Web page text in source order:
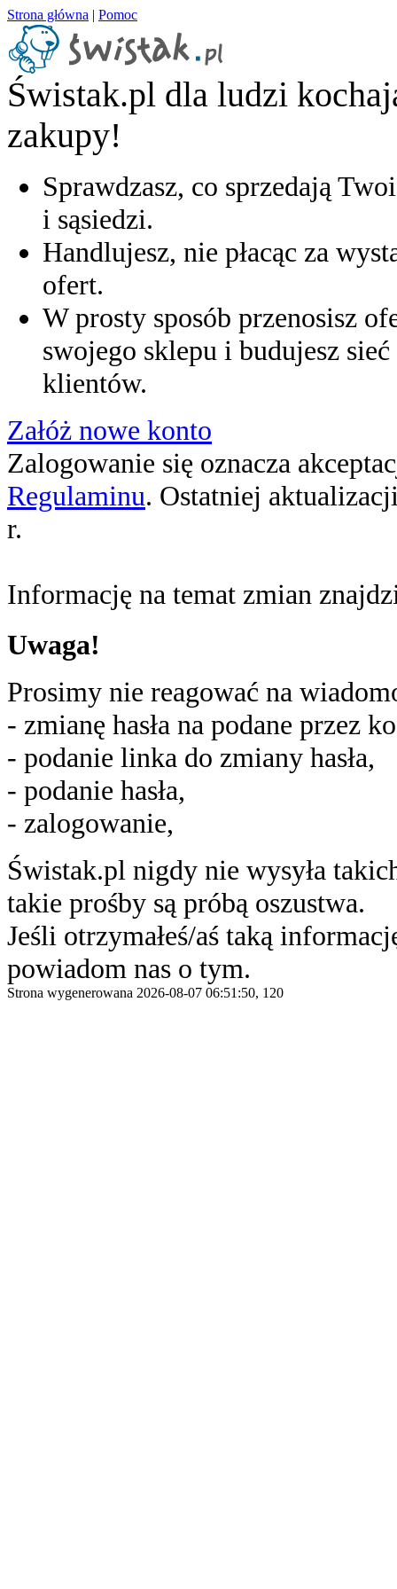
Strona główna | Pomoc
Świstak.pl dla ludzi
zakupy!
Sprawdzasz, co sprzedają
i sąsiedzi.
Handlujesz, nie płacąc za
ofert.
W prosty sposób przenosisz
swojego sklepu i budujesz sieć
klientów.
Załóż nowe konto
Zalogowanie się oznacza
Regulaminu. Ostatniej
r.
Informację na temat zmian
Uwaga!
Prosimy nie reagować na
- zmianę hasła na podane przez
- podanie linka do zmiany hasła,
- podanie hasła,
- zalogowanie,
Świstak.pl nigdy nie wysyła
takie prośby są próbą oszustwa.
Jeśli otrzymałeś/aś taką
powiadom nas o tym.
Strona wygenerowana 2026-08-07 06:51:50, 120